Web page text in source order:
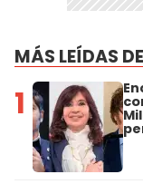
MÁS LEÍDAS
1